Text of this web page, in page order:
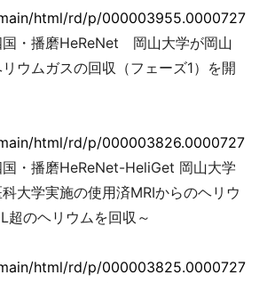
html/rd/p/
国・播磨HeReNet 岡山大学が岡山
ウムガスの回収（フェーズ1）を開
html/rd/p/
国・播磨HeReNet-HeliGet 岡山大学
大学実施の使用済MRIからのヘリウ
超のヘリウムを回収～
html/rd/p/